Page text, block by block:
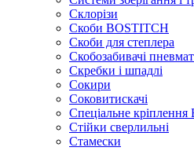
Склорізи
Скоби BOSTITCH
Скоби для степлера
Скобозабивачі
Скребки і шпадлі
Сокири
Соковитискачі
Спеціальне
Стійки сверлильні
Стамески